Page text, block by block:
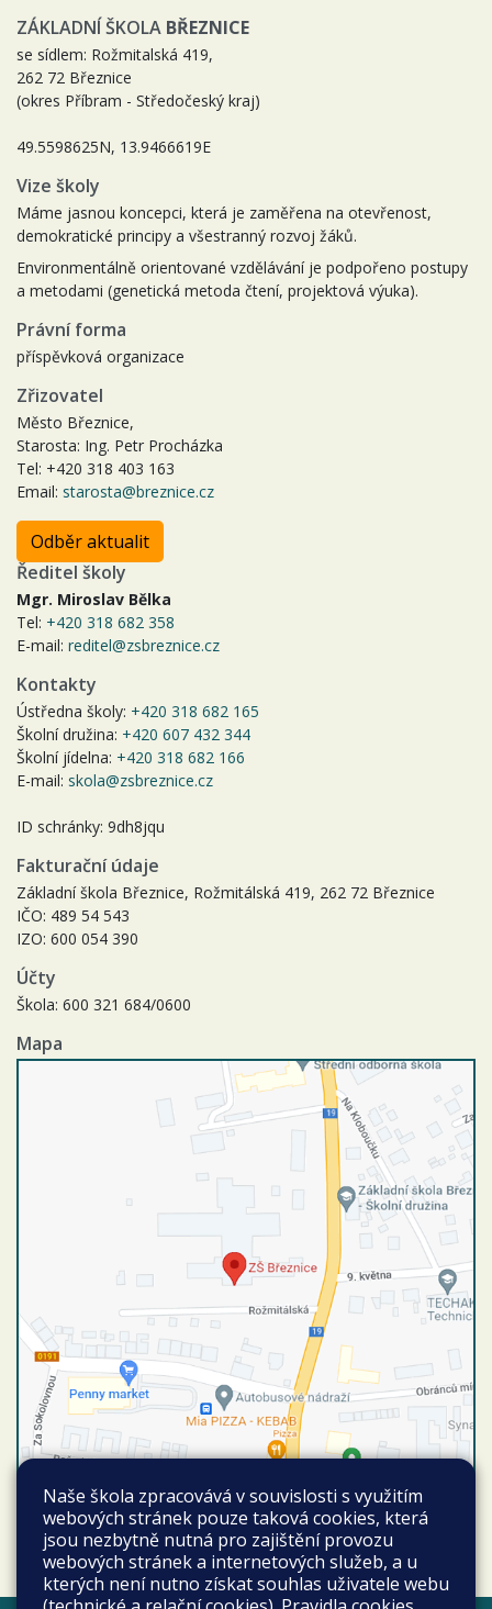
ZÁKLADNÍ ŠKOLA BŘEZNICE
se sídlem: Rožmitalská 419,
262 72 Březnice
(okres Příbram - Středočeský kraj)
49.5598625N, 13.9466619E
Vize školy
Máme jasnou koncepci, která je zaměřena na otevřenost,
demokratické principy a všestranný rozvoj žáků.
Environmentálně orientované vzdělávání je podpořeno postupy
a metodami (genetická metoda čtení, projektová výuka).
Právní forma
příspěvková organizace
Zřizovatel
Město Březnice,
Starosta: Ing. Petr Procházka
Tel: +420 318 403 163
Email: starosta@breznice.cz
Odběr aktualit
Ředitel školy
Mgr. Miroslav Bělka
Tel: +420 318 682 358
E-mail: reditel@zsbreznice.cz
Kontakty
Ústředna školy: +420 318 682 165
Školní družina: +420 607 432 344
Školní jídelna: +420 318 682 166
E-mail: skola@zsbreznice.cz
ID schránky: 9dh8jqu
Fakturační údaje
Základní škola Březnice, Rožmitálská 419, 262 72 Březnice
IČO: 489 54 543
IZO: 600 054 390
Účty
Škola: 600 321 684/0600
Mapa
Autobusové spojení
Březnice autobusová stanice
Vyhledat spojení
Naše škola zpracovává v souvislosti s využitím
webových stránek pouze taková cookies, která
jsou nezbytně nutná pro zajištění provozu
webových stránek a internetových služeb, a u
kterých není nutno získat souhlas uživatele webu